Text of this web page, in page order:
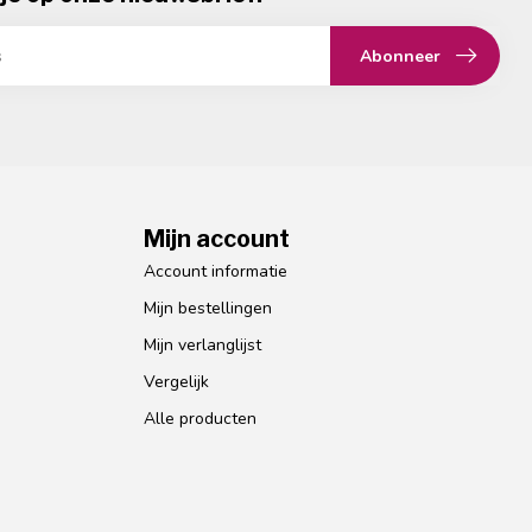
Abonneer
Mijn account
Account informatie
Mijn bestellingen
Mijn verlanglijst
Vergelijk
Alle producten